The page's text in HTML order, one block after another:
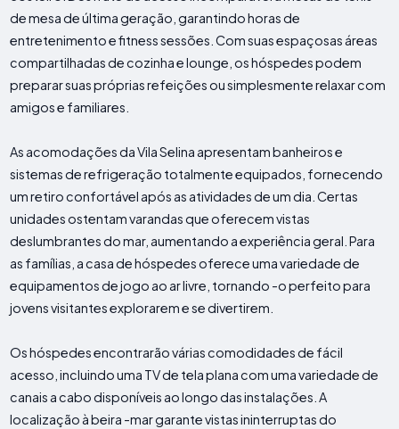
de mesa de última geração, garantindo horas de
entretenimento e fitness sessões. Com suas espaçosas áreas
compartilhadas de cozinha e lounge, os hóspedes podem
preparar suas próprias refeições ou simplesmente relaxar com
amigos e familiares.
As acomodações da Vila Selina apresentam banheiros e
sistemas de refrigeração totalmente equipados, fornecendo
um retiro confortável após as atividades de um dia. Certas
unidades ostentam varandas que oferecem vistas
deslumbrantes do mar, aumentando a experiência geral. Para
as famílias, a casa de hóspedes oferece uma variedade de
equipamentos de jogo ao ar livre, tornando -o perfeito para
jovens visitantes explorarem e se divertirem.
Os hóspedes encontrarão várias comodidades de fácil
acesso, incluindo uma TV de tela plana com uma variedade de
canais a cabo disponíveis ao longo das instalações. A
localização à beira -mar garante vistas ininterruptas do